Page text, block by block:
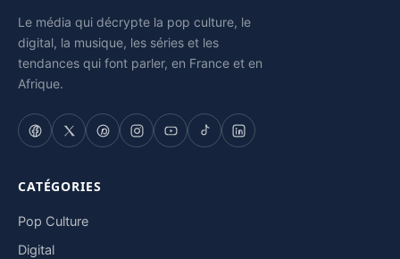
Le média qui décrypte la pop culture, le
digital, la musique, les séries et les
tendances qui font parler, en France et en
Afrique.
CATÉGORIES
Pop Culture
Digital